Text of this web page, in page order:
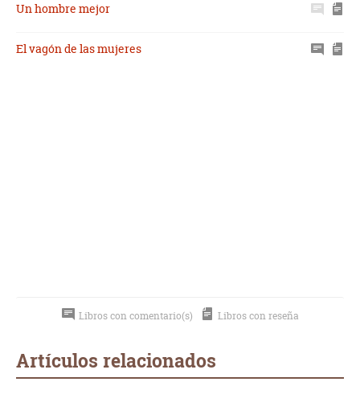
Un hombre mejor
El vagón de las mujeres
Libros con comentario(s) Libros con reseña
Artículos relacionados